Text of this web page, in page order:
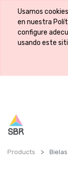
Usamos
en nuestra
configure
usando este
Products